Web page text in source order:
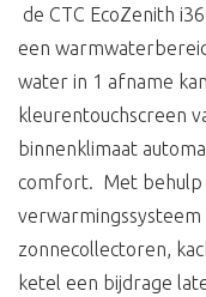
de CTC EcoZenith
een
water in 1 afname
kleurentouchscreen
binnenklimaat
comfort. Met behulp
zonnecollectoren,
ketel een bijdrage